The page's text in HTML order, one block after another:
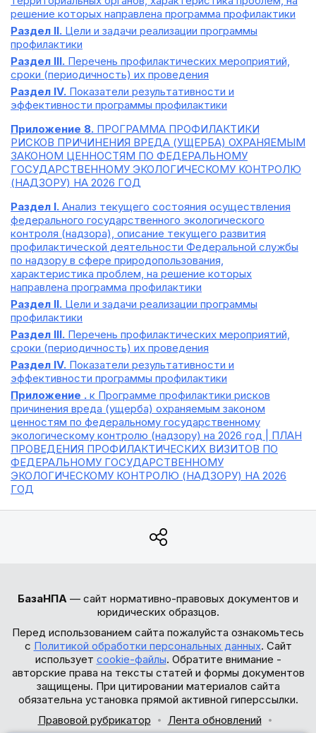
решение которых направлена программа профилактики
Раздел II. Цели и задачи реализации программы
профилактики
Раздел III. Перечень профилактических мероприятий,
сроки (периодичность) их проведения
Раздел IV. Показатели результативности и
эффективности программы профилактики
Приложение 8. ПРОГРАММА ПРОФИЛАКТИКИ
РИСКОВ ПРИЧИНЕНИЯ ВРЕДА (УЩЕРБА) ОХРАНЯЕМЫМ
ЗАКОНОМ ЦЕННОСТЯМ ПО ФЕДЕРАЛЬНОМУ
ГОСУДАРСТВЕННОМУ ЭКОЛОГИЧЕСКОМУ КОНТРОЛЮ
(НАДЗОРУ) НА 2026 ГОД
Раздел I. Анализ текущего состояния осуществления
федерального государственного экологического
контроля (надзора), описание текущего развития
профилактической деятельности Федеральной службы
по надзору в сфере природопользования,
характеристика проблем, на решение которых
направлена программа профилактики
Раздел II. Цели и задачи реализации программы
профилактики
Раздел III. Перечень профилактических мероприятий,
сроки (периодичность) их проведения
Раздел IV. Показатели результативности и
эффективности программы профилактики
Приложение . к Программе профилактики рисков
причинения вреда (ущерба) охраняемым законом
ценностям по федеральному государственному
экологическому контролю (надзору) на 2026 год | ПЛАН
ПРОВЕДЕНИЯ ПРОФИЛАКТИЧЕСКИХ ВИЗИТОВ ПО
ФЕДЕРАЛЬНОМУ ГОСУДАРСТВЕННОМУ
ЭКОЛОГИЧЕСКОМУ КОНТРОЛЮ (НАДЗОРУ) НА 2026
ГОД
БазаНПА — сайт нормативно-правовых документов и
юридических образцов.
Перед использованием сайта пожалуйста ознакомьтесь
с Политикой обработки персональных данных. Сайт
использует cookie-файлы. Обратите внимание -
авторские права на тексты статей и формы документов
защищены. При цитировании материалов сайта
обязательна установка прямой активной гиперссылки.
Правовой рубрикатор
Лента обновлений